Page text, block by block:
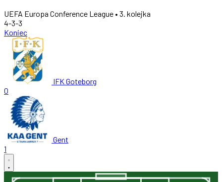
UEFA Europa Conference League • 3. kolejka
4-3-3
Koniec
IFK Goteborg
0
Gent
1